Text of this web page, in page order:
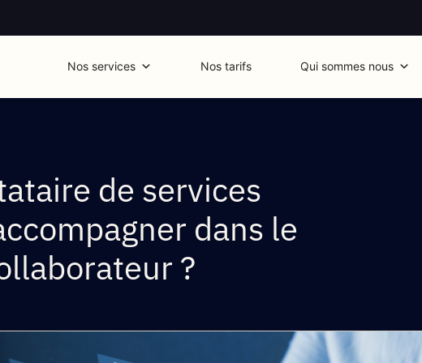
Nos services Nos tarifs Qui sommes nous
de services
dans le
?